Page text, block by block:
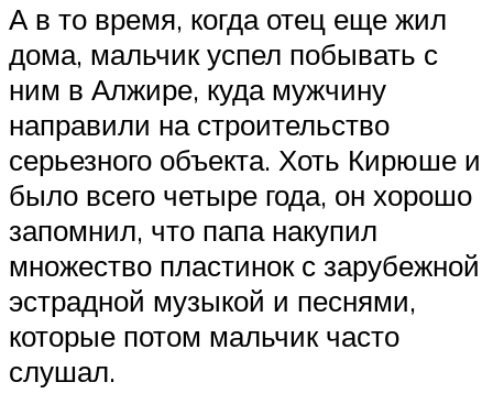
А в то время, когда отец еще жил
дома, мальчик успел побывать с
ним в Алжире, куда мужчину
направили на строительство
серьезного объекта. Хоть Кирюше и
было всего четыре года, он хорошо
запомнил, что папа накупил
множество пластинок с зарубежной
эстрадной музыкой и песнями,
которые потом мальчик часто
слушал.